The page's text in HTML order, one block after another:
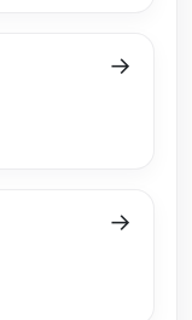
→
→